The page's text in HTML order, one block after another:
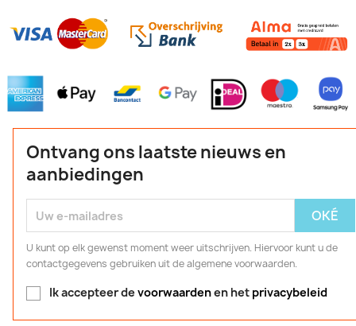
Ontvang ons laatste nieuws en
aanbiedingen
U kunt op elk gewenst moment weer uitschrijven. Hiervoor kunt u de
contactgegevens gebruiken uit de algemene voorwaarden.
Ik accepteer de voorwaardenen het privacybeleid